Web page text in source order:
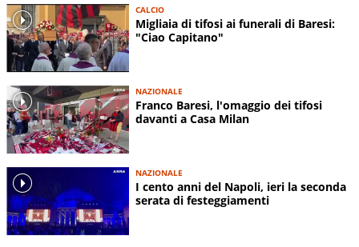
CALCIO
Migliaia di tifosi ai funerali di Baresi:
"Ciao Capitano"
NAZIONALE
Franco Baresi, l'omaggio dei tifosi
davanti a Casa Milan
NAZIONALE
I cento anni del Napoli, ieri la seconda
serata di festeggiamenti